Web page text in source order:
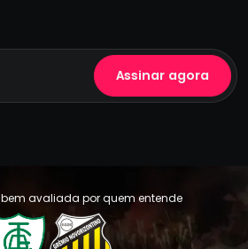
Assinar agora
bem avaliada por quem entende
usuários já se livraram da TV a cabo